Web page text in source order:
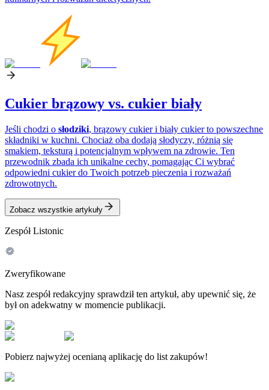
Cukier brązowy vs. cukier biały
Jeśli chodzi o słodziki, brązowy cukier i biały cukier to powszechne
składniki w kuchni. Chociaż oba dodają słodyczy, różnią się
smakiem, teksturą i potencjalnym wpływem na zdrowie. Ten
przewodnik zbada ich unikalne cechy, pomagając Ci wybrać
odpowiedni cukier do Twoich potrzeb pieczenia i rozważań
zdrowotnych.
Zobacz wszystkie artykuły
Zespół Listonic
Zweryfikowane
Nasz zespół redakcyjny sprawdził ten artykuł, aby upewnić się, że
był on adekwatny w momencie publikacji.
Pobierz najwyżej ocenianą aplikację do list zakupów!